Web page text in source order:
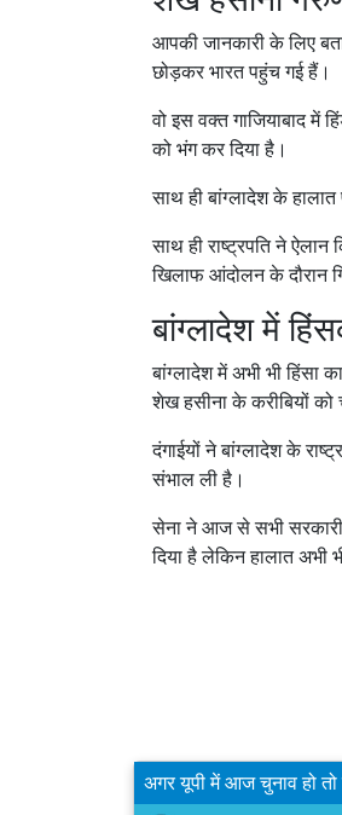
आपकी जानकारी के लिए
छोड़कर भारत पहुंच गई हैं।
वो इस वक्त गाजियाबाद में
को भंग कर दिया है।
साथ ही बांग्लादेश के
साथ ही राष्ट्रपति ने
खिलाफ आंदोलन के दौरान
बांग्लादेश में
बांग्लादेश में अभी भी हिंसा
शेख हसीना के करीबियों को
दंगाईयों ने बांग्लादेश के
संभाल ली है।
सेना ने आज से सभी
दिया है लेकिन हालात अभी